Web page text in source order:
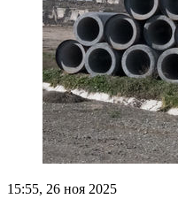
15:55, 26 ноя 2025